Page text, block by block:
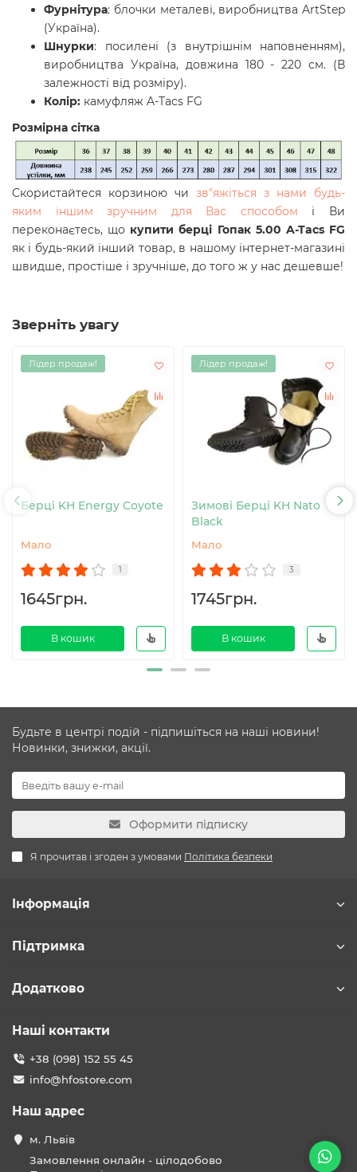
Фурнітура: блочки металеві, виробництва ArtStep
(Україна).
Шнурки: посилені (з внутрішнім наповненням),
виробництва Україна, довжина 180 - 220 см. (В
залежності від розміру).
Колір: камуфляж A-Tacs FG
Розмірна сітка
Скористайтеся корзиною чи зв"яжіться з нами будь-
яким іншим зручним для Вас способом і Ви
переконаєтесь, що купити берці Гопак 5.00 A-Tacs FG
як і будь-який інший товар, в нашому інтернет-магазині
швидше, простіше і зручніше, до того ж у нас дешевше!
Зверніть увагу
Лідер продаж!
Берці KH Energy Coyote
Мало
1
1645грн.
В кошик
Лідер продаж!
Зимові Берці KH Nato
Black
Мало
3
1745грн.
В кошик
Будьте в центрі подій - підпишіться на наші новини!
Новинки, знижки, акції.
Оформити підписку
Я прочитав і згоден з умовами Політика безпеки
Інформація
Підтримка
Додатково
Наші контакти
+38 (098) 152 55 45
info@hfostore.com
Наш адрес
м. Львів
Замовлення онлайн - цілодобово